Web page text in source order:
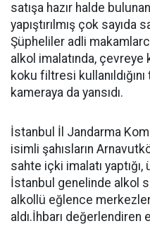
satışa hazır halde
yapıştırılmış çok
Şüpheliler adli
alkol imalatında, çevreye
koku filtresi
kameraya da yansıdı.
İstanbul İl Jandarma
isimli şahısların
sahte içki imalatı
İstanbul genelinde alkol
alkollü eğlence
aldı.İhbarı değerlendiren